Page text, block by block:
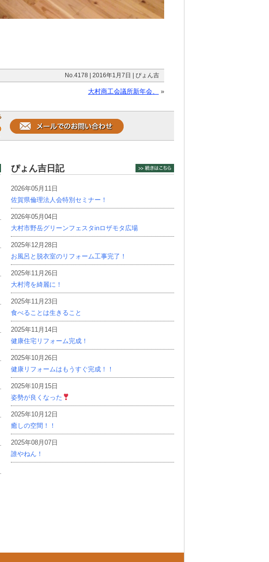
No.4178 | 2016年1月7日 | ぴょん吉
大村商工会議所新年会、 »
ぴょん吉日記
2026年05月11日
佐賀県倫理法人会特別セミナー！
2026年05月04日
大村市野岳グリーンフェスタinロザモタ広場
2025年12月28日
お風呂と脱衣室のリフォーム工事完了！
2025年11月26日
大村湾を綺麗に！
2025年11月23日
食べることは生きること
2025年11月14日
健康住宅リフォーム完成！
2025年10月26日
健康リフォームはもうすぐ完成！！
2025年10月15日
姿勢が良くなった
2025年10月12日
癒しの空間！！
2025年08月07日
誰やねん！